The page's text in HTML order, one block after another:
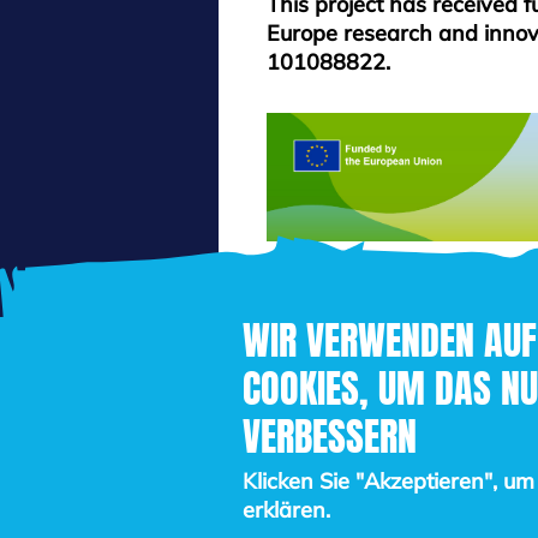
WIR VERWENDEN
COOKIES, UM DAS
VERBESSERN
Klicken Sie "Akzeptieren",
erklären.
Europe research and
101088822.